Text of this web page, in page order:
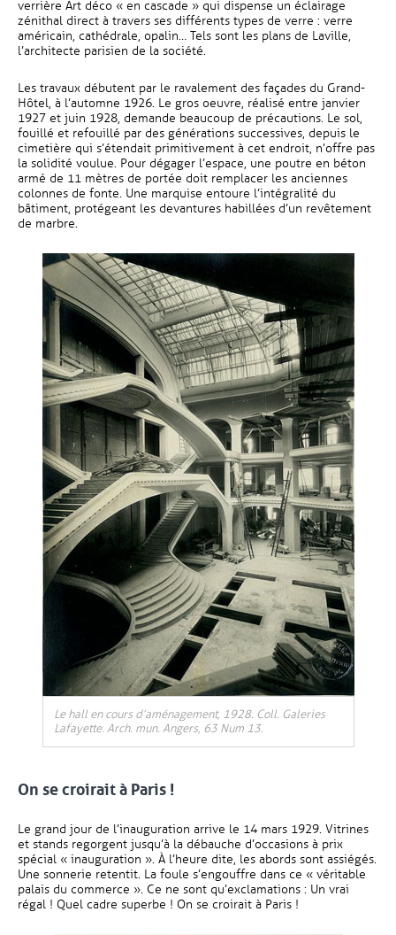
verrière Art déco « en cascade » qui dispense un éclairage
zénithal direct à travers ses différents types de verre : verre
américain, cathédrale, opalin… Tels sont les plans de Laville,
l’architecte parisien de la société.
Les travaux débutent par le ravalement des façades du Grand-
Hôtel, à l’automne 1926. Le gros oeuvre, réalisé entre janvier
1927 et juin 1928, demande beaucoup de précautions. Le sol,
fouillé et refouillé par des générations successives, depuis le
cimetière qui s’étendait primitivement à cet endroit, n’offre pas
la solidité voulue. Pour dégager l’espace, une poutre en béton
armé de 11 mètres de portée doit remplacer les anciennes
colonnes de fonte. Une marquise entoure l’intégralité du
bâtiment, protégeant les devantures habillées d’un revêtement
de marbre.
Le hall en cours d’aménagement, 1928. Coll. Galeries
Lafayette. Arch. mun. Angers, 63 Num 13.
On se croirait à Paris !
Le grand jour de l’inauguration arrive le 14 mars 1929. Vitrines
et stands regorgent jusqu’à la débauche d’occasions à prix
spécial « inauguration ». À l’heure dite, les abords sont assiégés.
Une sonnerie retentit. La foule s’engouffre dans ce « véritable
palais du commerce ». Ce ne sont qu’exclamations : Un vrai
régal ! Quel cadre superbe ! On se croirait à Paris !